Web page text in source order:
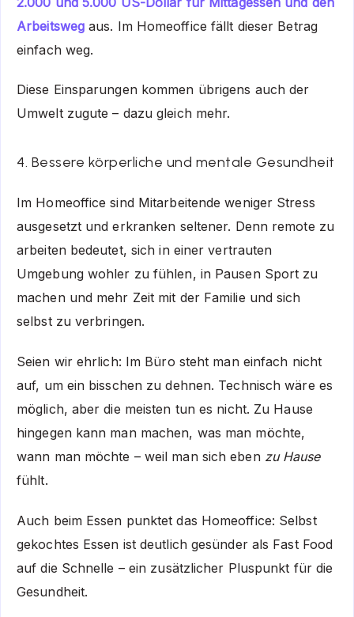
Arbeitsweg aus. Im Homeoffice fällt dieser Betrag
einfach weg.
Diese Einsparungen kommen übrigens auch der
Umwelt zugute – dazu gleich mehr.
4. Bessere körperliche und mentale Gesundheit
Im Homeoffice sind Mitarbeitende weniger Stress
ausgesetzt und erkranken seltener. Denn remote zu
arbeiten bedeutet, sich in einer vertrauten
Umgebung wohler zu fühlen, in Pausen Sport zu
machen und mehr Zeit mit der Familie und sich
selbst zu verbringen.
Seien wir ehrlich: Im Büro steht man einfach nicht
auf, um ein bisschen zu dehnen. Technisch wäre es
möglich, aber die meisten tun es nicht. Zu Hause
hingegen kann man machen, was man möchte,
wann man möchte – weil man sich eben zu Hause
fühlt.
Auch beim Essen punktet das Homeoffice: Selbst
gekochtes Essen ist deutlich gesünder als Fast Food
auf die Schnelle – ein zusätzlicher Pluspunkt für die
Gesundheit.